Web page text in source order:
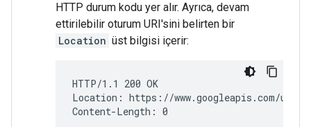
HTTP durum kodu yer alır. Ayrıca, devam
ettirilebilir oturum URI'sini belirten bir
Location üst bilgisi içerir:
HTTP/1.1 200 OK
Location: https://www.googleapis.com/